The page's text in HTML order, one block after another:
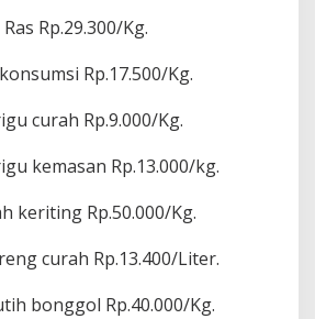
Rp.29.300/Kg.
Rp.17.500/Kg.
curah Rp.9.000/Kg.
kemasan Rp.13.000/kg.
keriting Rp.50.000/Kg.
curah Rp.13.400/Liter.
bonggol Rp.40.000/Kg.